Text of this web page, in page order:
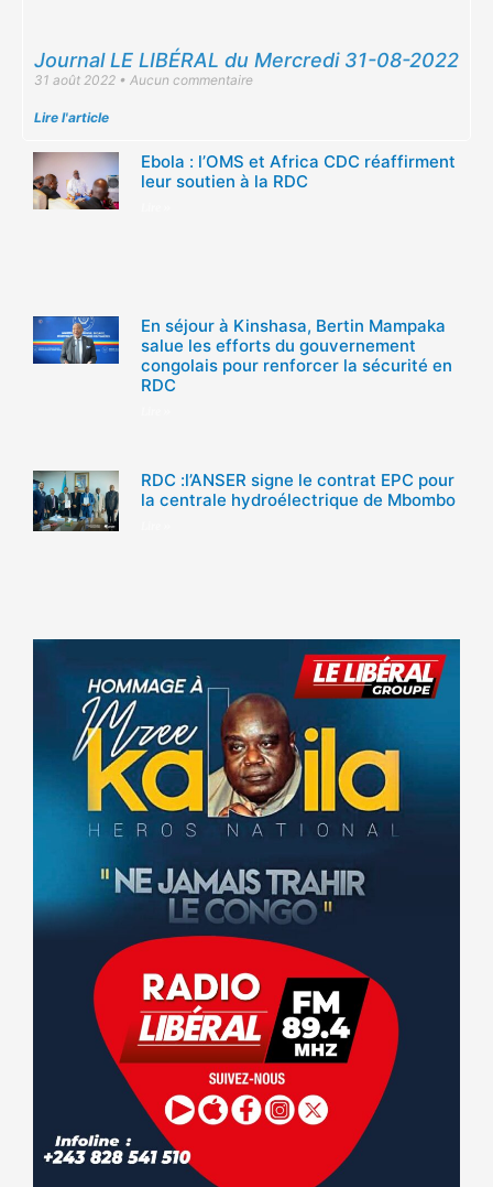
Journal LE LIBÉRAL du Mercredi 31-08-2022
31 août 2022 Aucun commentaire
Lire l'article
Ebola : l’OMS et Africa CDC réaffirment
leur soutien à la RDC
En séjour à Kinshasa, Bertin Mampaka
salue les efforts du gouvernement
congolais pour renforcer la sécurité en
RDC
RDC :l’ANSER signe le contrat EPC pour
la centrale hydroélectrique de Mbombo